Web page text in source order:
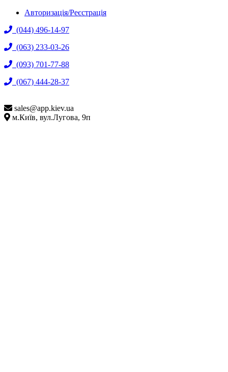
Авторизація/Реєстрація
(044) 496-14-97
(063) 233-03-26
(093) 701-77-88
(067) 444-28-37
sales@app.kiev.ua
м.Київ, вул.Лугова, 9п